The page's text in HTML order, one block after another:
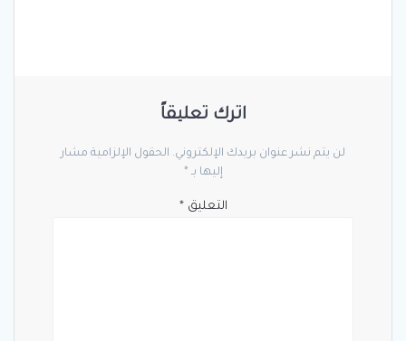
اترك تعليقاً
لن يتم نشر عنوان بريدك الإلكتروني. الحقول الإلزامية مشار
إليها بـ *
التعليق*